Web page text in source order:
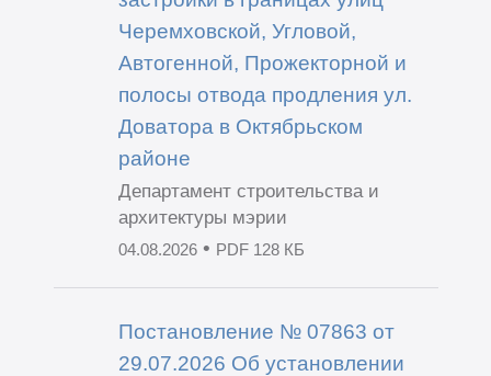
Черемховской, Угловой,
Автогенной, Прожекторной и
полосы отвода продления ул.
Доватора в Октябрьском
районе
Департамент строительства и
архитектуры мэрии
04.08.2026• PDF 128 КБ
Постановление № 07863 от
29.07.2026 Об установлении